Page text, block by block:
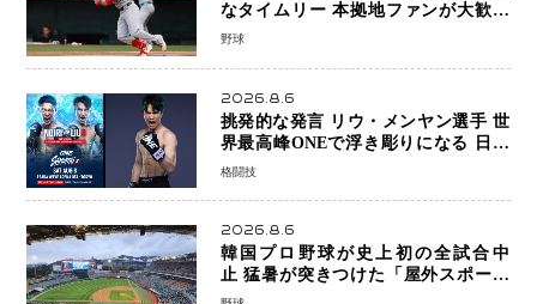
なタイムリー 本拠地ファンが大歓声
笑顔で歓喜
野球
2026.8.6
挑発的な発言 リウ・メンヤン選手 世
界最高峰ONEで浮き彫りになる 日本
キックボクシングが直面する“技術
格闘技
2026.8.6
韓国プロ野球が史上初の全試合中
止 猛暑が突きつけた「屋外スポーツ
の限界」 日本発のドーム型施設時代